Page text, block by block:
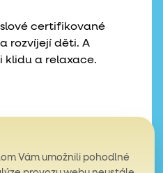
certifikované
rozvíjejí děti. A
klidu a relaxace.
Vám umožnili pohodlné